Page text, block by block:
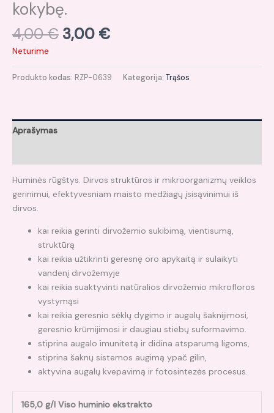
kokybę.
4,00€ 3,00 €
Neturime
Produkto kodas: RZP-0639 Kategorija: Trąšos
Aprašymas
Huminės rūgštys. Dirvos struktūros ir mikroorganizmų veiklos
gerinimui, efektyvesniam maisto medžiagų įsisąvinimui iš
dirvos.
kai reikia gerinti dirvožemio sukibimą, vientisumą,
struktūrą
kai reikia užtikrinti geresnę oro apykaitą ir sulaikyti
vandenį dirvožemyje
kai reikia suaktyvinti natūralios dirvožemio mikrofloros
vystymąsi
kai reikia geresnio sėklų dygimo ir augalų šaknijimosi,
geresnio krūmijimosi ir daugiau stiebų suformavimo.
stiprina augalo imunitetą ir didina atsparumą ligoms,
stiprina šaknų sistemos augimą ypač gilin,
aktyvina augalų kvepavimą ir fotosintezės procesus.
165,0 g/l Viso huminio ekstrakto